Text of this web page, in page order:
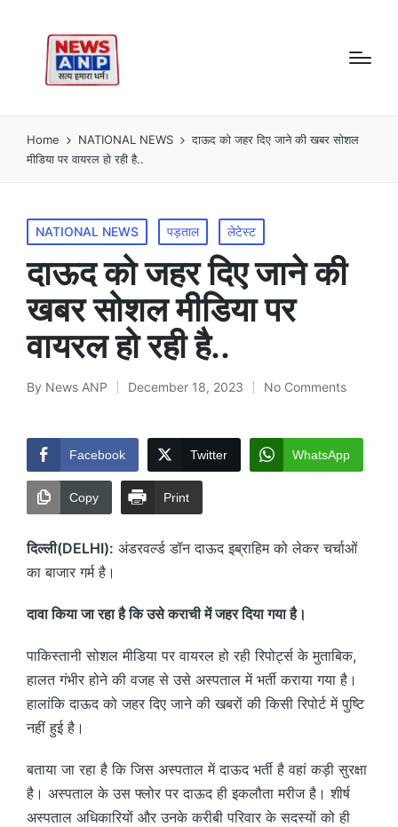
Home NATIONAL NEWS
दाऊद को जहर दिए जाने की खबर सोशल
मीडिया पर वायरल हो रही है..
Posted
in
NATIONAL NEWS पड़ताल लेटेस्ट
दाऊद को जहर दिए जाने की
खबर सोशल मीडिया पर
वायरल हो रही है..
Posted
By News ANP December 18, 2023 No Comments
Facebook Twitter WhatsApp
Copy Print
दिल्ली(DELHI): अंडरवर्ल्ड डॉन दाऊद इब्राहिम को लेकर चर्चाओं
का बाजार गर्म है।
दावा किया जा रहा है कि उसे कराची में जहर दिया गया है।
पाकिस्तानी सोशल मीडिया पर वायरल हो रही रिपोर्ट्स के मुताबिक,
हालत गंभीर होने की वजह से उसे अस्पताल में भर्ती कराया गया है।
हालांकि दाऊद को जहर दिए जाने की खबरों की किसी रिपोर्ट में पुष्टि
नहीं हुई है।
बताया जा रहा है कि जिस अस्पताल में दाऊद भर्ती है वहां कड़ी सुरक्षा
है। अस्पताल के उस फ्लोर पर दाऊद ही इकलौता मरीज है। शीर्ष
अस्पताल अधिकारियों और उनके करीबी परिवार के सदस्यों को ही